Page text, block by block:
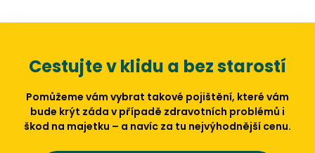
Cestujte v klidu a bez starostí
Pomůžeme vám vybrat takové pojištění, které vám
bude krýt záda v případě zdravotních problémů i
škod na majetku – a navíc za tu nejvýhodnější cenu.